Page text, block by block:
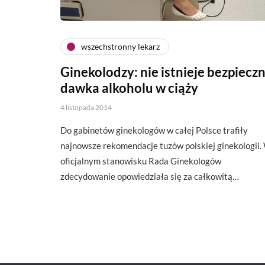
wszechstronny lekarz
Ginekolodzy: nie istnieje
dawka alkoholu w ciąży
4 listopada 2014
Do gabinetów ginekologów w całej Polsce trafiły
najnowsze rekomendacje tuzów polskiej ginekologii.
oficjalnym stanowisku Rada Ginekologów
zdecydowanie opowiedziała się za całkowitą…